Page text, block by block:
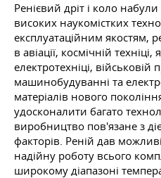
Ренієвий дріт і коло
високих наукомістких
експлуатаційним якостям,
в авіації, космічній
електротехніці, військовій
машинобудуванні та
матеріалів нового
удосконалити багато
виробництво пов'язане з
факторів. Реній дав
надійну роботу всього
широкому діапазоні